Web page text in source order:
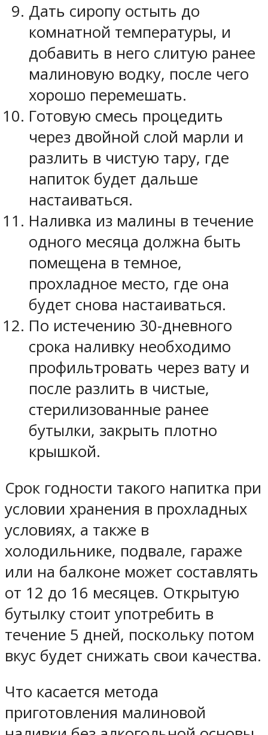
Дать сиропу остыть до
комнатной температуры, и
добавить в него слитую ранее
малиновую водку, после чего
хорошо перемешать.
Готовую смесь процедить
через двойной слой марли и
разлить в чистую тару, где
напиток будет дальше
настаиваться.
Наливка из малины в течение
одного месяца должна быть
помещена в темное,
прохладное место, где она
будет снова настаиваться.
По истечению 30-дневного
срока наливку необходимо
профильтровать через вату и
после разлить в чистые,
стерилизованные ранее
бутылки, закрыть плотно
крышкой.
Срок годности такого напитка при
условии хранения в прохладных
условиях, а также в
холодильнике, подвале, гараже
или на балконе может составлять
от 12 до 16 месяцев. Открытую
бутылку стоит употребить в
течение 5 дней, поскольку потом
вкус будет снижать свои качества.
Что касается метода
приготовления малиновой